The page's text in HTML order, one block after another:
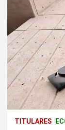
TITULARES